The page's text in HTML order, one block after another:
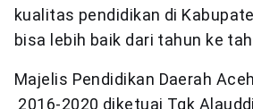
kualitas pendidikan di
bisa lebih baik dari tahun ke
Majelis Pendidikan Daerah
2016-2020 diketuai Tgk